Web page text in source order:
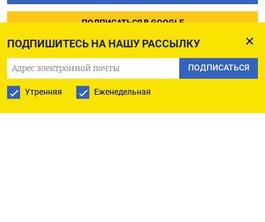
ПОДПИШИТЕСЬ НА НАШУ РАССЫЛКУ
ПОДПИСАТЬСЯ
Утренняя Еженедельная
ПОДПИСАТЬСЯ В GOOGLE